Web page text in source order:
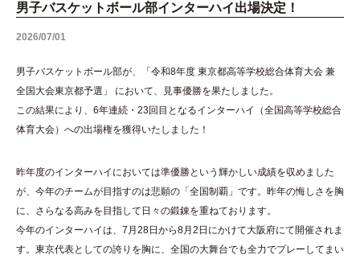
男子バスケットボール部インターハイ出場決定！
2026/07/01
男子バスケットボール部が、「令和8年度 東京都高等学校総合体育大会 兼
全国大会東京都予選」 において、見事優勝を果たしました。
この結果により、6年連続・23回目となるインターハイ（全国高等学校総合
体育大会）への出場権を獲得いたしました！
昨年度のインターハイにおいては準優勝という輝かしい成績を収めました
が、今年のチームが目指すのは悲願の「全国制覇」です。昨年の悔しさを胸
に、さらなる高みを目指して日々の鍛錬を重ねております。
今年のインターハイは、7月28日から8月2日にかけて大阪府にて開催されま
す。東京代表としての誇りを胸に、全国の大舞台でも全力でプレーしてまい